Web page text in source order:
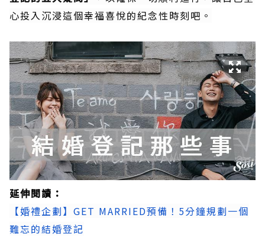
心投入沉浸這個幸福喜悅的紀念性時刻吧。
延伸閱讀：
【婚禮企劃】GET MARRIED預備！5分鐘規劃一個
難忘的結婚登記